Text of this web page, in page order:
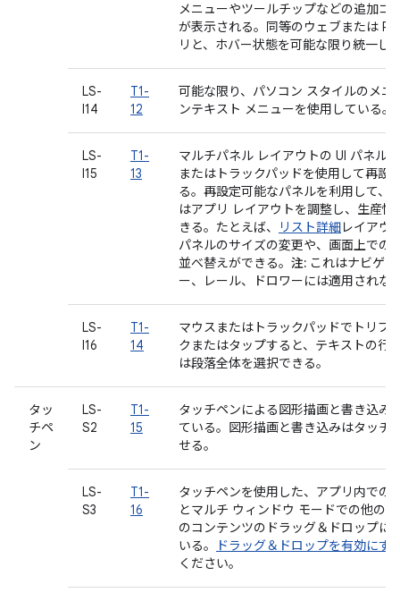
メニューやツールチップなどの追加コ
が表示される。同等のウェブまたは
リと、ホバー状態を可能な限り統一し
LS-
I14
T1-
12
可能な限り、パソコン スタイルのメニ
ンテキスト メニューを使用している。
LS-
I15
T1-
13
マルチパネル レイアウトの UI パネル
またはトラックパッドを使用して再設
る。再設定可能なパネルを利用して、
はアプリ レイアウトを調整し、生産性
きる。たとえば、
リスト詳細レイアウ
パネルのサイズの変更や、画面上での
並べ替えができる。 注: これはナビゲ
ー、レール、ドロワーには適用されな
LS-
I16
T1-
14
マウスまたはトラックパッドでトリプ
クまたはタップすると、テキストの行
は段落全体を選択できる。
タッ
チペ
ン
LS-
S2
T1-
15
タッチペンによる図形描画と書き込み
ている。図形描画と書き込みはタッチ
せる。
LS-
S3
T1-
16
タッチペンを使用した、アプリ内での
とマルチ ウィンドウ モードでの他の
のコンテンツのドラッグ＆ドロップに
いる。
ドラッグ＆ドロップを有効にす
ください。